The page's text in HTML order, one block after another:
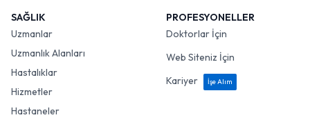
SAĞLIK
Uzmanlar
Uzmanlık Alanları
Hastalıklar
Hizmetler
Hastaneler
PROFESYONELLER
Doktorlar İçin
Web Siteniz İçin
Kariyer
İşe Alım